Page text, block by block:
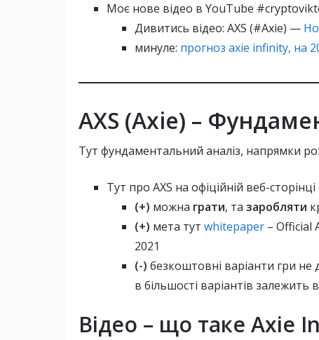
Моє нове відео в YouTube
Дивитись відео: AXS (#Axie) —
минуле: прогноз axie infinity, на
AXS (Axie) –
Тут фундаментальний аналіз, напрямки
Тут про AXS на офіційній веб-сторінці
(+) можна грати, та заробляти
(+) мета тут whitepaper – Official
2021
(-) безкоштовні варіанти гри не
в більшості варіантів
Відео – що таке Axie